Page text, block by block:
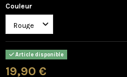
Couleur
Article disponible
19,90 €